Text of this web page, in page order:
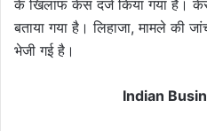
के खिलाफ केस दर्ज किया गया है।
बताया गया है। लिहाजा, मामले की
भेजी गई है।
Indian